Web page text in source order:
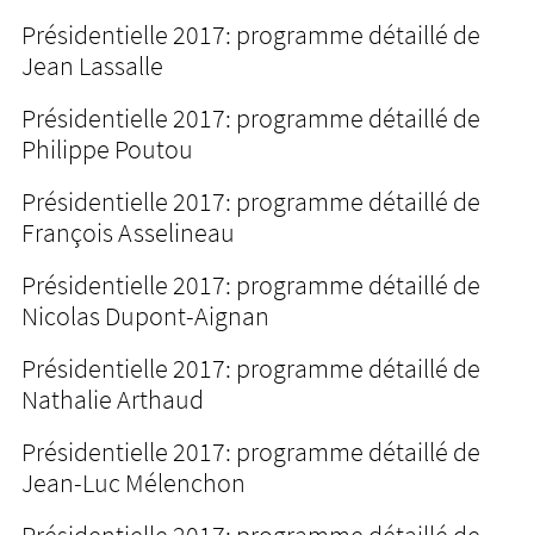
Présidentielle 2017: programme détaillé de
Jean Lassalle
Présidentielle 2017: programme détaillé de
Philippe Poutou
Présidentielle 2017: programme détaillé de
François Asselineau
Présidentielle 2017: programme détaillé de
Nicolas Dupont-Aignan
Présidentielle 2017: programme détaillé de
Nathalie Arthaud
Présidentielle 2017: programme détaillé de
Jean-Luc Mélenchon